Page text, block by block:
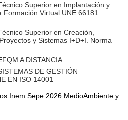
Superior en Implantación y
Virtual UNE 66181
Superior en Creación,
y Sistemas I+D+I. Norma
A DISTANCIA
DE GESTIÓN
EN ISO 14001
Inem Sepe 2026 MedioAmbiente y